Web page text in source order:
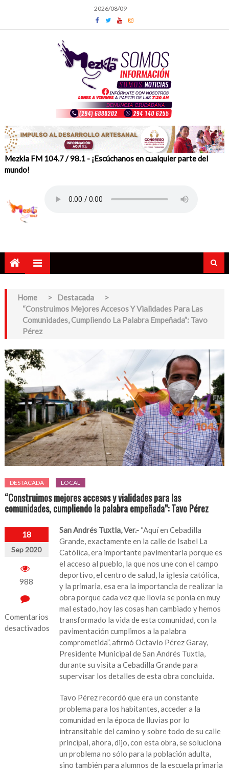
content
2026/08/09
Mezkla FM 104.7 / 98.1 - ¡Escúchanos en cualquier parte del
mundo!
Home > Destacada
>
“Construimos Mejores Accesos Y Vialidades Para Las
Comunidades, Cumpliendo La Palabra Empeñada”: Tavo
Pérez
DESTACADA LOCAL
“Construimos mejores accesos y vialidades para las
comunidades, cumpliendo la palabra empeñada”: Tavo Pérez
18
Sep 2020
988
Comentarios
desactivados
San Andrés Tuxtla, Ver.- “Aquí en Cebadilla
Grande, exactamente en la calle de Isabel La
Católica, era importante pavimentarla porque es
el acceso al pueblo, la que nos une con el campo
deportivo, el centro de salud, la iglesia católica,
y la primaria, esa era la importancia de realizar la
obra porque cada vez que llovía se ponía en muy
mal estado, hoy las cosas han cambiado y hemos
transformado la vida de esta comunidad, con la
pavimentación cumplimos a la palabra
comprometida”, afirmó Octavio Pérez Garay,
Presidente Municipal de San Andrés Tuxtla,
durante su visita a Cebadilla Grande para
supervisar los detalles de esta obra concluida.
Tavo Pérez recordó que era un constante
problema para los habitantes, acceder a la
comunidad en la época de lluvias por lo
intransitable del camino y sobre todo de su calle
principal, ahora, dijo, con esta obra, se soluciona
un problema no sólo para la población adulta,
sino también para alumnos de la escuela primaria